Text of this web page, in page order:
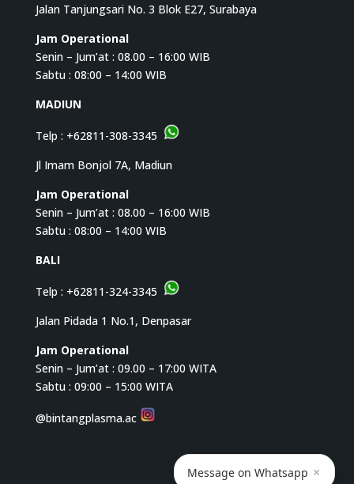
Jalan Tanjungsari No. 3 Blok E27, Surabaya
Jam Operational
Senin – Jum’at : 08.00 – 16:00 WIB
Sabtu : 08:00 – 14:00 WIB
MADIUN
Telp : +62811-308-3345
Jl Imam Bonjol 7A, Madiun
Jam Operational
Senin – Jum’at : 08.00 – 16:00 WIB
Sabtu : 08:00 – 14:00 WIB
BALI
Telp : +62811-324-3345
Jalan Pidada 1 No.1, Denpasar
Jam Operational
Senin – Jum’at : 09.00 – 17:00 WITA
Sabtu : 09:00 – 15:00 WITA
@bintangplasma.ac
Message on Whatsapp ×